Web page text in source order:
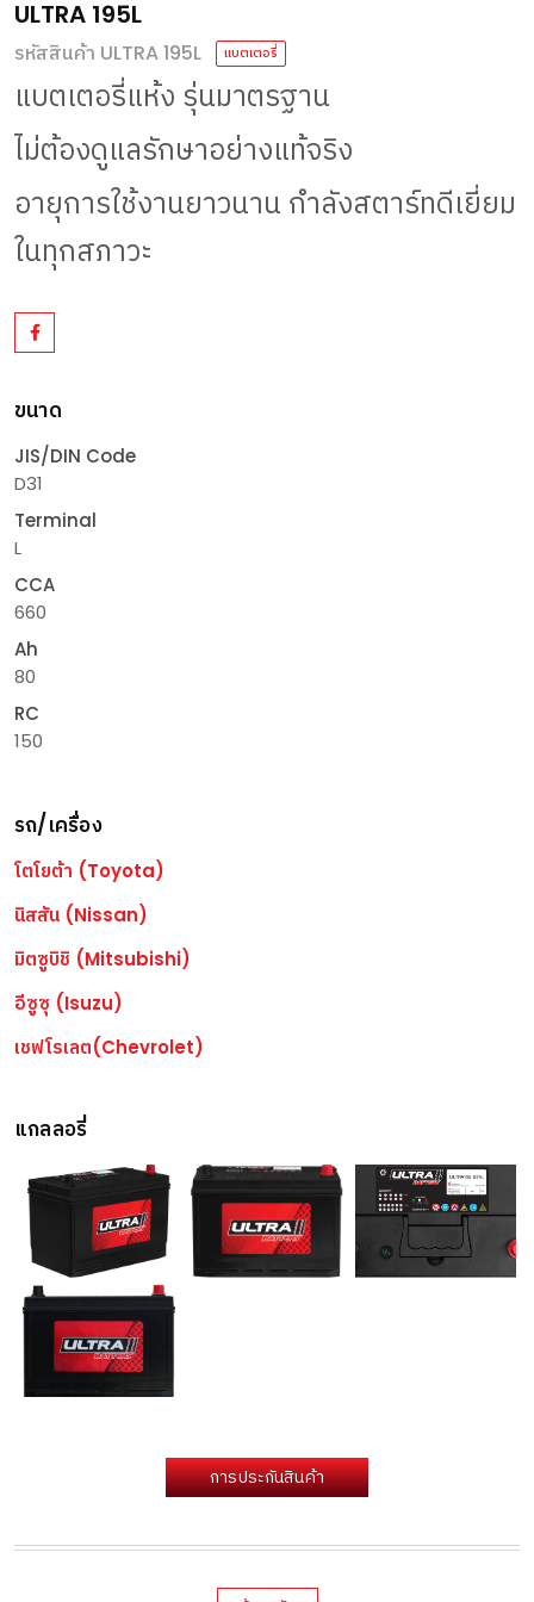
ULTRA 195L
รหัสสินค้า ULTRA 195L แบตเตอรี่
แบตเตอรี่แห้ง รุ่นมาตรฐาน
ไม่ต้องดูแลรักษาอย่างแท้จริง
อายุการใช้งานยาวนาน กำลังสตาร์ทดีเยี่ยม
ในทุกสภาวะ
ขนาด
JIS/DIN Code
D31
Terminal
L
CCA
660
Ah
80
RC
150
รถ/เครื่อง
โตโยต้า (Toyota)
นิสสัน (Nissan)
มิตซูบิชิ (Mitsubishi)
อีซูซุ (Isuzu)
เชฟโรเลต(Chevrolet)
แกลลอรี่
การประกันสินค้า